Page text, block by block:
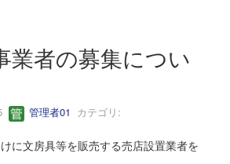
業者の募集につい
管理者01 カテゴリ:
に文房具等を販売する売店設置業者を